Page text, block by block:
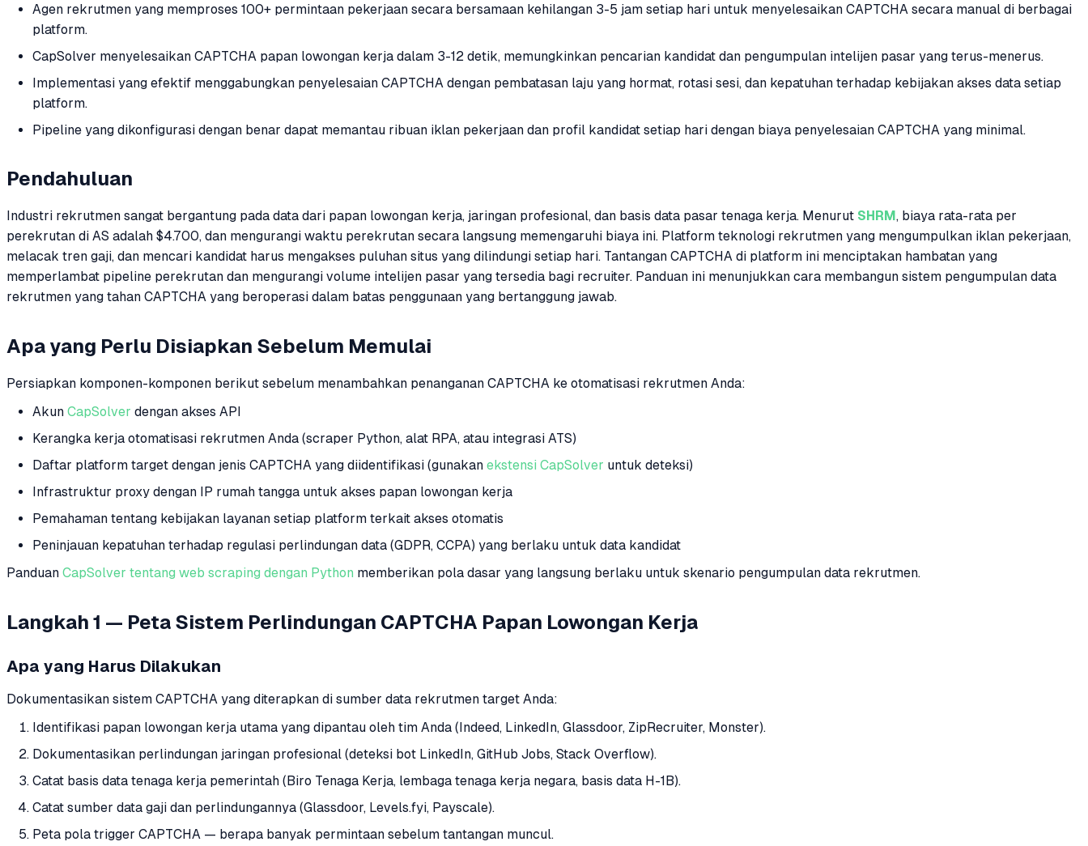
Agen rekrutmen yang memproses 100+ permintaan pekerjaan secara bersamaan kehilangan 3-5 jam setiap hari untuk menyelesaikan CAPTCHA secara manual di berbagai
platform.
CapSolver menyelesaikan CAPTCHA papan lowongan kerja dalam 3-12 detik, memungkinkan pencarian kandidat dan pengumpulan intelijen pasar yang terus-menerus.
Implementasi yang efektif menggabungkan penyelesaian CAPTCHA dengan pembatasan laju yang hormat, rotasi sesi, dan kepatuhan terhadap kebijakan akses data setiap
platform.
Pipeline yang dikonfigurasi dengan benar dapat memantau ribuan iklan pekerjaan dan profil kandidat setiap hari dengan biaya penyelesaian CAPTCHA yang minimal.
Pendahuluan
Industri rekrutmen sangat bergantung pada data dari papan lowongan kerja, jaringan profesional, dan basis data pasar tenaga kerja. Menurut SHRM , biaya rata-rata per
perekrutan di AS adalah $4.700, dan mengurangi waktu perekrutan secara langsung memengaruhi biaya ini. Platform teknologi rekrutmen yang mengumpulkan iklan pekerjaan,
melacak tren gaji, dan mencari kandidat harus mengakses puluhan situs yang dilindungi setiap hari. Tantangan CAPTCHA di platform ini menciptakan hambatan yang
memperlambat pipeline perekrutan dan mengurangi volume intelijen pasar yang tersedia bagi recruiter. Panduan ini menunjukkan cara membangun sistem pengumpulan data
rekrutmen yang tahan CAPTCHA yang beroperasi dalam batas penggunaan yang bertanggung jawab.
Apa yang Perlu Disiapkan Sebelum Memulai
Persiapkan komponen-komponen berikut sebelum menambahkan penanganan CAPTCHA ke otomatisasi rekrutmen Anda:
Akun CapSolver dengan akses API
Kerangka kerja otomatisasi rekrutmen Anda (scraper Python, alat RPA, atau integrasi ATS)
Daftar platform target dengan jenis CAPTCHA yang diidentifikasi (gunakan ekstensi CapSolver untuk deteksi)
Infrastruktur proxy dengan IP rumah tangga untuk akses papan lowongan kerja
Pemahaman tentang kebijakan layanan setiap platform terkait akses otomatis
Peninjauan kepatuhan terhadap regulasi perlindungan data (GDPR, CCPA) yang berlaku untuk data kandidat
Panduan CapSolver tentang web scraping dengan Python memberikan pola dasar yang langsung berlaku untuk skenario pengumpulan data rekrutmen.
Langkah 1 — Peta Sistem Perlindungan CAPTCHA Papan Lowongan Kerja
Apa yang Harus Dilakukan
Dokumentasikan sistem CAPTCHA yang diterapkan di sumber data rekrutmen target Anda:
Identifikasi papan lowongan kerja utama yang dipantau oleh tim Anda (Indeed, LinkedIn, Glassdoor, ZipRecruiter, Monster).
Dokumentasikan perlindungan jaringan profesional (deteksi bot LinkedIn, GitHub Jobs, Stack Overflow).
Catat basis data tenaga kerja pemerintah (Biro Tenaga Kerja, lembaga tenaga kerja negara, basis data H-1B).
Catat sumber data gaji dan perlindungannya (Glassdoor, Levels.fyi, Payscale).
Peta pola trigger CAPTCHA — berapa banyak permintaan sebelum tantangan muncul.